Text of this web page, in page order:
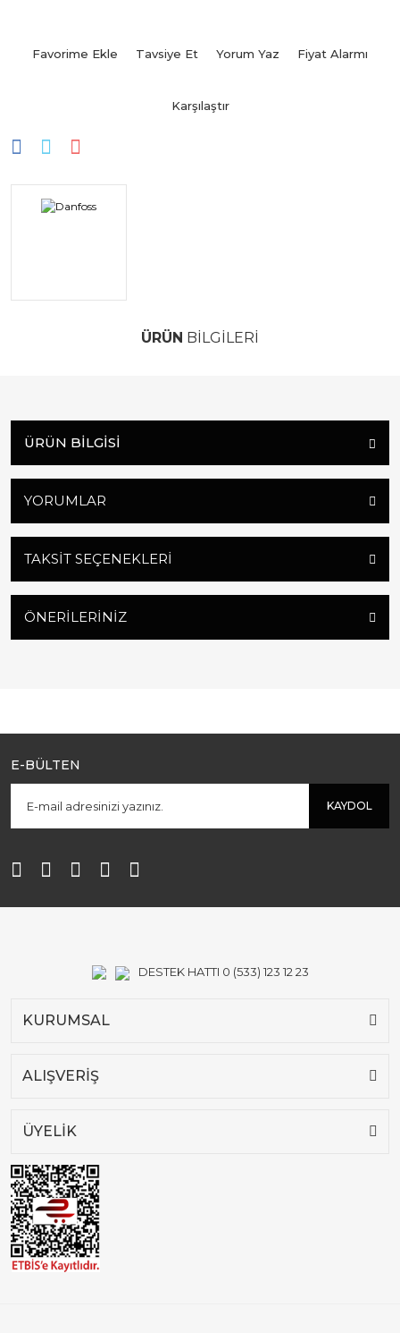
Tavsiye Et Yorum Yaz Fiyat Alarmı
Karşılaştır
ÜRÜN BİLGİLERİ
ÜRÜN BILGISI
YORUMLAR
TAKSIT SEÇENEKLERI
ÖNERILERINIZ
E-BÜLTEN
KAYDOL
DESTEK HATTI 0 (533) 123 12 23
KURUMSAL
ALIŞVERİŞ
ÜYELİK